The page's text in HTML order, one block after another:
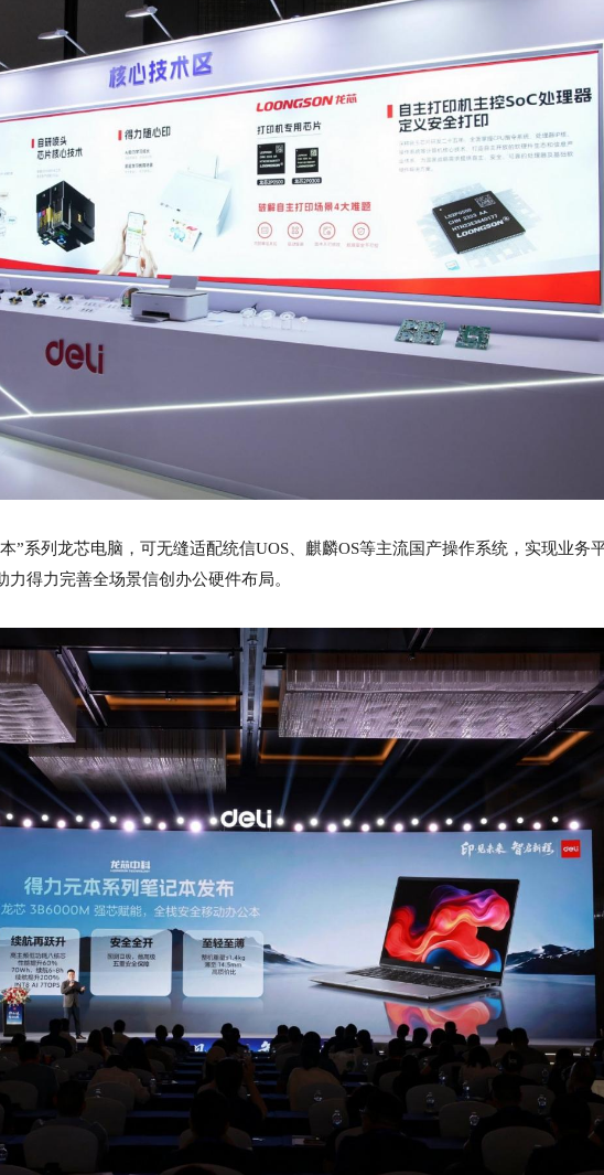
”系列龙芯电脑，可无缝适配统信UOS、麒麟OS等主流国产操作系统，实现业务
得力完善全场景信创办公硬件布局。